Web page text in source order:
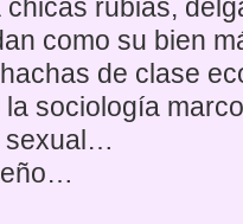
rubias,
como su bien
de clase
sociología
sexual…